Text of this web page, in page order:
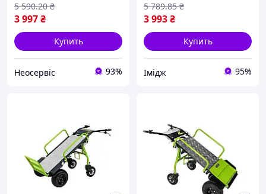
3 997₴
5 590.20 ₴
Купить
Неосервіс 93%
3 993₴
5 789.85 ₴
Купить
Імідж 95%